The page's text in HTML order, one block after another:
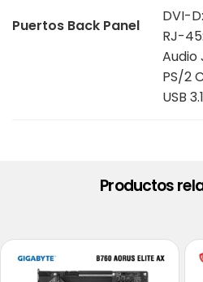
Puertos Back Panel
DVI-
RJ-
Audio
PS/2
USB
Productos